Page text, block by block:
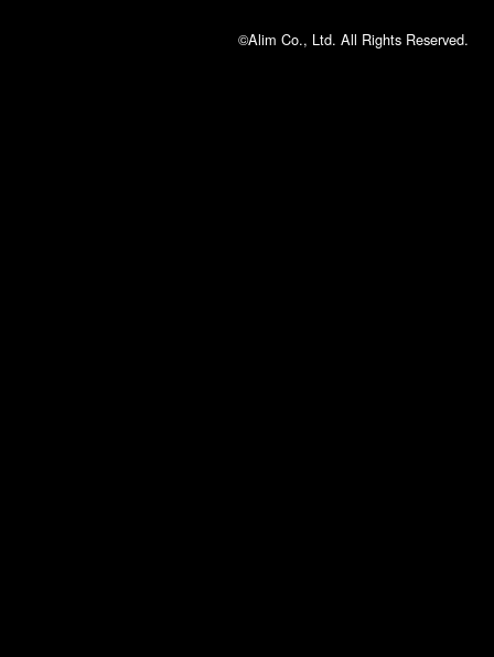
©Alim Co., Ltd. All Rights Reserved.